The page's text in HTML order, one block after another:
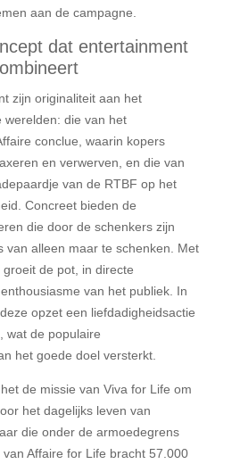
aan de campagne.
dat entertainment
zijn originaliteit aan het
werelden: die van het
conclue, waarin kopers
en verwerven, en die van
van de RTBF op het
Concreet bieden de
die door de schenkers zijn
van alleen maar te schenken. Met
de pot, in directe
van het publiek. In
opzet een liefdadigheidsactie
wat de populaire
het goede doel versterkt.
de missie van Viva for Life om
het dagelijks leven van
die onder de armoedegrens
Affaire for Life bracht 57.000